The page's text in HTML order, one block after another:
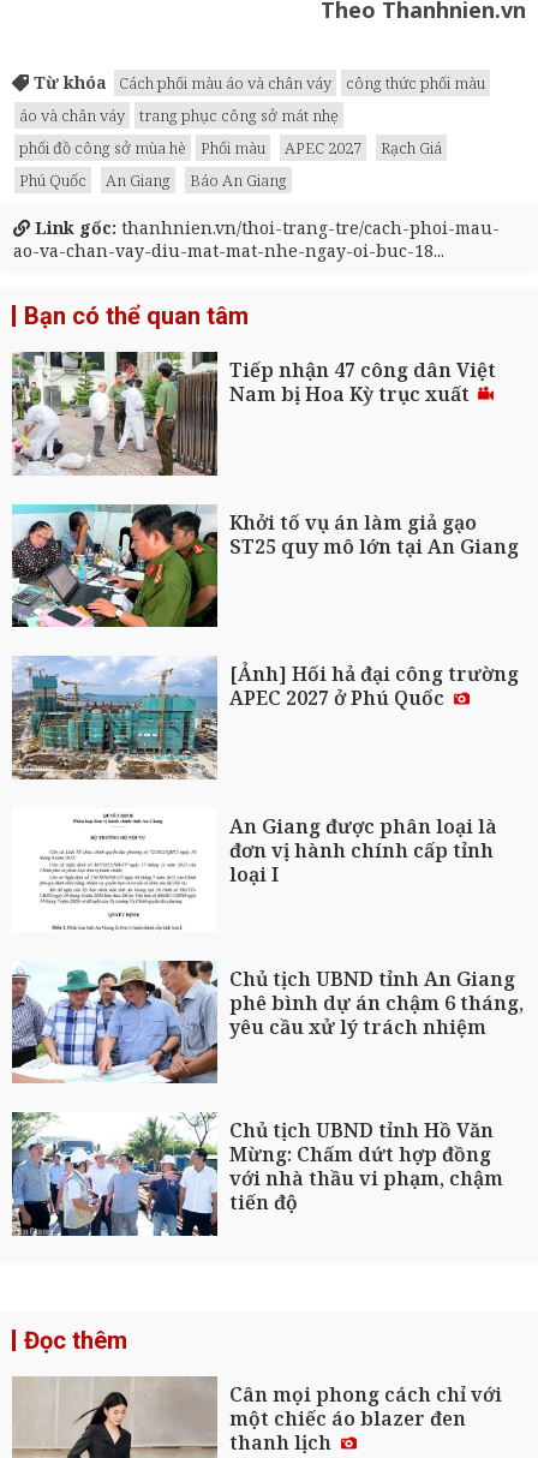
Theo Thanhnien.vn
Từ khóa Cách phối màu áo và chân váy
công thức phối màu
áo và chân váy
trang phục công sở mát nhẹ
phối đồ công sở mùa hè
Phối màu APEC 2027
Rạch Giá
Phú Quốc
An Giang Báo An Giang
Link gốc: thanhnien.vn/thoi-trang-tre/cach-phoi-mau-
ao-va-chan-vay-diu-mat-mat-nhe-ngay-oi-buc-18...
Bạn có thể quan tâm
Tiếp nhận 47 công dân Việt
Nam bị Hoa Kỳ trục xuất
Khởi tố vụ án làm giả gạo
ST25 quy mô lớn tại An Giang
[Ảnh] Hối hả đại công trường
APEC 2027 ở Phú Quốc
An Giang được phân loại là
đơn vị hành chính cấp tỉnh
loại I
Chủ tịch UBND tỉnh An Giang
phê bình dự án chậm 6 tháng,
yêu cầu xử lý trách nhiệm
Chủ tịch UBND tỉnh Hồ Văn
Mừng: Chấm dứt hợp đồng
với nhà thầu vi phạm, chậm
tiến độ
Đọc thêm
Cân mọi phong cách chỉ với
một chiếc áo blazer đen
thanh lịch